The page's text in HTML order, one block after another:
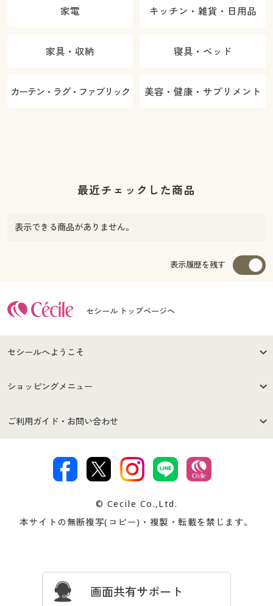
家電 キッチン・雑貨・日用品
家具・収納 寝具・ベッド
カーテン・ラグ・ファブリック 美容・健康・サプリメント
最近チェックした商品
表示できる商品がありません。
表示履歴を残す
セシール トップページへ
セシールへようこそ
はじめての方へ
セシールご利用規約
著作権・商標について 会社案内
ショッピングメニュー
商品カテゴリ
プレゼント＆キャンペーン サイトマップ
ご利用ガイド・お問い合わせ
交換・返品は お支払は
ついて
忘れの場合
© Cecile Co.,Ltd.
本サイトの無断複写(コピー)・複製・転載を禁じます。
画面共有サポート